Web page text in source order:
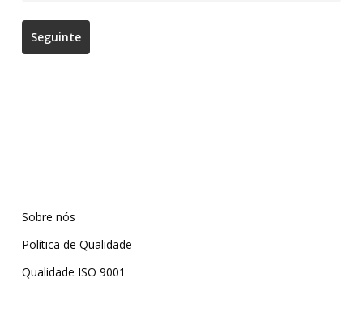
Sobre nós
Política de Qualidade
Qualidade ISO 9001